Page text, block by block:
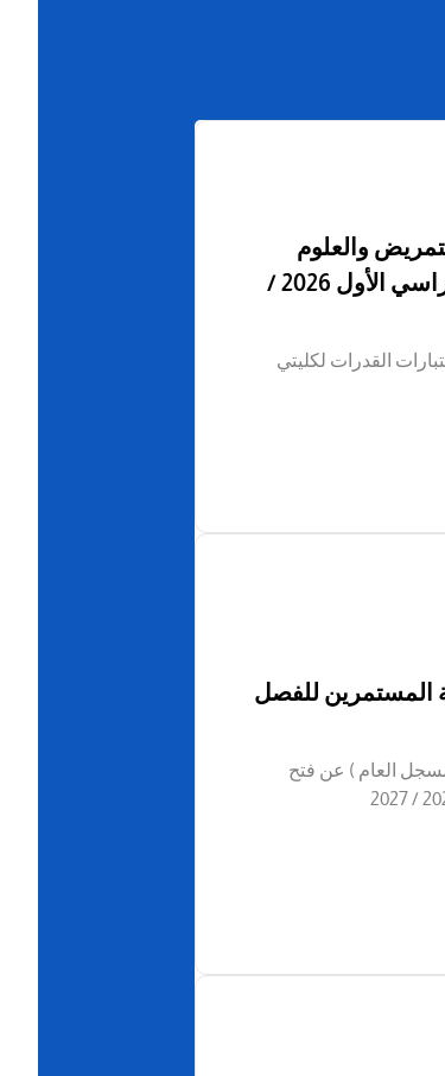
والعلوم
الصحية لخطة القبول للفصل الدراسي الأول 2026 /
القدرات لكليتي
المستمرين للفصل
العام ) عن فتح